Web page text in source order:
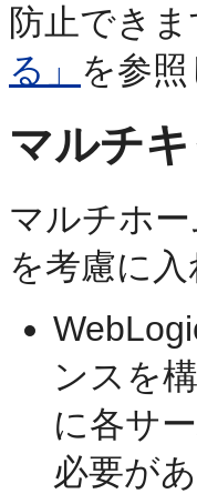
防止できま
る」 を参照
マルチ
マルチホ
を考慮に入
ンスを
に各サ
必要が